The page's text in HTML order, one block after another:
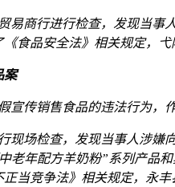
商行进行检查，发现当
食品安全法》相关规定，
案
传销售食品的违法行为，
现场检查，发现当事人涉
年配方羊奶粉”系列产品
当竞争法》相关规定，永